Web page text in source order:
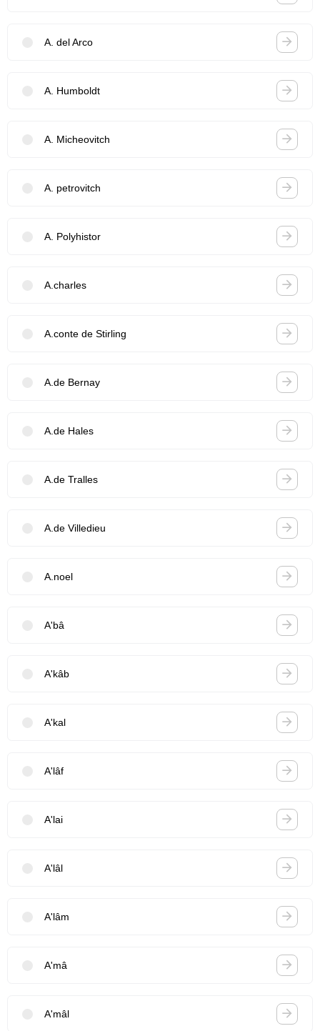
A. del Arco
A. Humboldt
A. Micheovitch
A. petrovitch
A. Polyhistor
A.charles
A.conte de Stirling
A.de Bernay
A.de Hales
A.de Tralles
A.de Villedieu
A.noel
A'bâ
A'kâb
A'kal
A'lâf
A'lai
A'lâl
A'lâm
A'mâ
A'mâl